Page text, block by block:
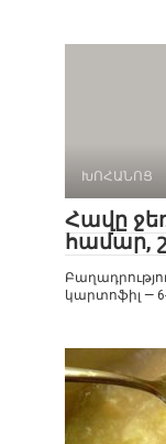
ԽՈՀԱՆՈՑ
Հավը
համար,
կարտոֆիլ —